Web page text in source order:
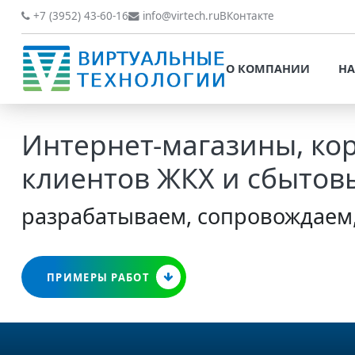
О КОМПАНИИ
ВИДЫ ДЕЯТЕЛЬНОСТИ
НОВОСТИ
ОБРАБОТКА
ПЕРСОНАЛЬНЫХ ДАННЫХ
ОФИЦИАЛЬНЫЕ
ДОКУМЕНТЫ
ОБРАТНАЯ СВЯЗЬ
ОТЗЫВЫ КЛИЕНТОВ
НАШИ РАБОТЫ
+7 (3952) 43-60-16 info@virtech.ruВКонтакте
О КОМПАНИИ
НОВОСТИ
НАШИ ПРЕИМУЩЕСТВА
ДАННЫХ
Интернет-магазины,
клиентов ЖКХ и
разрабатываем,
ПРИМЕРЫ РАБОТ